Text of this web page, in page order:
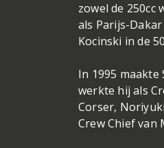
zowel de 250cc
als Parijs-
Kocinski in de
In 1995
werkte hij als
Corser,
Crew Chief van